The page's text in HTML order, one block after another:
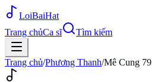
LoiBaiHat
Trang chủCa sĩ Tìm kiếm
Trang chủ/Phương Thanh/Mê Cung 79